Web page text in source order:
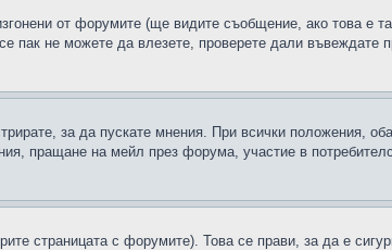
от форумите (ще видите съобщение, ако това е
пак не можете да влезете, проверете дали
за да пускате мнения. При всички положения,
пращане на мейл през форума, участие в
страницата с форумите). Това се прави, за да е